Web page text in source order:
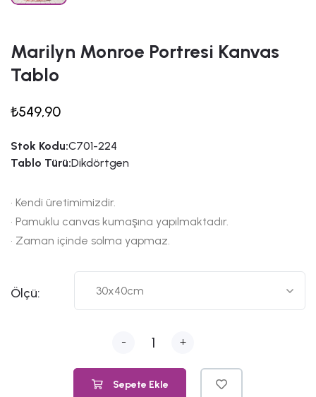
Marilyn Monroe Portresi Kanvas
Tablo
₺549,90
Stok Kodu:C701-224
Tablo Türü:Dikdörtgen
• Kendi üretimimizdir.
• Pamuklu canvas kumaşına yapılmaktadır.
• Zaman içinde solma yapmaz.
Ölçü:
- +
Sepete Ekle